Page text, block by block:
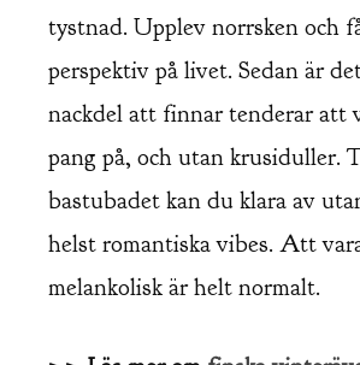
tystnad. Upplev norrsken och
perspektiv på livet. Sedan är
nackdel att finnar tenderar att
pang på, och utan krusiduller.
bastubadet kan du klara av
helst romantiska vibes. Att
melankolisk är helt normalt.